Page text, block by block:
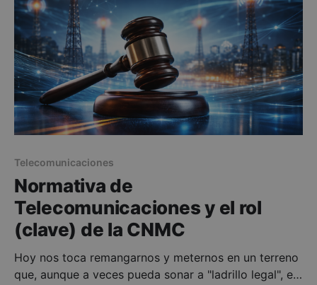
Telecomunicaciones
Normativa de
Telecomunicaciones y el rol
(clave) de la CNMC
Hoy nos toca remangarnos y meternos en un terreno
que, aunque a veces pueda sonar a "ladrillo legal", es